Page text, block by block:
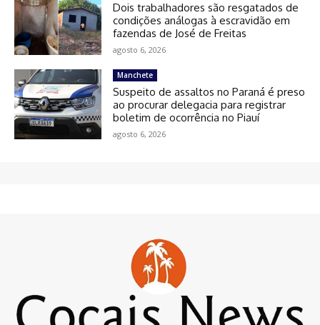
Dois trabalhadores são resgatados de
condições análogas à escravidão em
fazendas de José de Freitas
agosto 6, 2026
Manchete
Suspeito de assaltos no Paraná é preso
ao procurar delegacia para registrar
boletim de ocorrência no Piauí
agosto 6, 2026